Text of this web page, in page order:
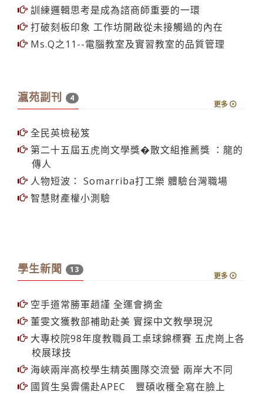
訓練邏輯思考是成為諮商師重要的一環
打破刻板印象 工作坊開啟從未接觸過的內在
Ms.Q之11--電腦教室及實習教室的品質管理
瀛苑副刊 4
更多
全民英檢秘笈
第二十五屆五虎崗文學獎�散文組推薦獎 ：龍的
傳人
人物短波： Somarriba打工樂 體驗台灣職場
智慧財產權小測驗
學生新聞 13
更多
空手道常勝軍趙謹 全運會摘金
董雯文獲教部補助赴美 實探中文教學現況
大專校院98年度教職員工桌球錦標賽 五虎崗上各
校展球技
海峽兩岸高校學生精英團隊交流營 兩岸大不同
國貿生吳霽儒赴APEC 豐碩收穫全寫在臉上